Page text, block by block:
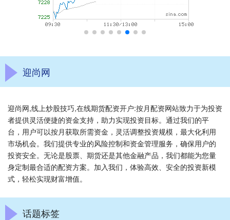
迎尚网
迎尚网,线上炒股技巧,在线期货配资开户:按月配资网站致力于为投资
者提供灵活便捷的资金支持，助力实现投资目标。通过我们的平
台，用户可以按月获取所需资金，灵活调整投资规模，最大化利用
市场机会。我们提供专业的风险控制和资金管理服务，确保用户的
投资安全。无论是股票、期货还是其他金融产品，我们都能为您量
身定制最合适的配资方案。加入我们，体验高效、安全的投资新模
式，轻松实现财富增值。
话题标签